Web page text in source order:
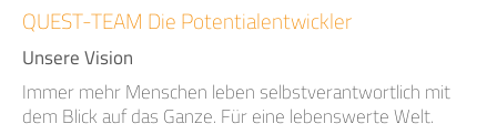
QUEST-TEAM Die Potentialentwickler
Unsere Vision
Immer mehr Menschen leben selbstverantwortlich mit
dem Blick auf das Ganze. Für eine lebenswerte Welt.